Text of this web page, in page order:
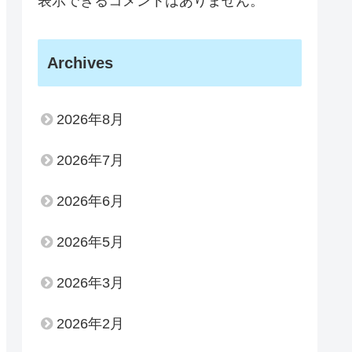
Archives
2026年8月
2026年7月
2026年6月
2026年5月
2026年3月
2026年2月